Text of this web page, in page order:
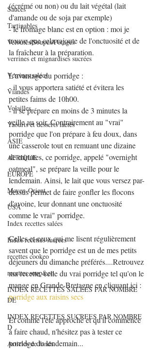
Sauces
Tartinables
Veloutés/Soupes/Potages
verrines et mignardises sucrées
Verrines salées
Viandes
Volailles
Yaourts et desserts lactés
ASIE
AFRIQUE
EUROPE
Moyen-Orient
USA
Index recettes salées
Index recettes sucrées
recettes cookeo
recettes soup&co
INDEX RECETTES SALEES PAR NOMBRE
DE
INDEX RECETTES SUCREES PAR NOMBRE
D
Articles de fonds
(écrémé ou non) ou du lait végétal (lait
d'amande ou de soja par exemple)
- le fromage blanc est en option : moi je
trouve que cela rajoute de l'onctuosité et de
la fraîcheur à la préparation.
L'avantage du porridge :
- il vous apportera satiété et évitera les
petites faims de 10h00.
- il se prépare en moins de 3 minutes la
veille au soir. Contrairement au "vrai"
porridge que l'on prépare à feu doux, dans
une casserole tout en remuant une dizaine
de minutes, ce porridge, appelé "overnight
oatmeal", se prépare la veille pour le
lendemain. Ainsi, le lait que vous versez par-
dessus permet de faire gonfler les flocons
d'avoine, leur donnant une onctuosité
comme le vrai" porridge.
Celles et ceux qui me lisent régulièrement
savent que le porridge est un de mes petits
déjeuners du dimanche préférés....Retrouvez
ma recette, celle du vrai porridge tel qu'on le
mange en Grande-Bretagne en cliquant ici :
porridge aux raisins secs
Et comme l'été approche et qu'il commence
à faire chaud, n'hésitez pas à tester ce
porridge du lendemain...